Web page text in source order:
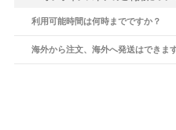
利用可能時間は何時までですか？
海外から注文、海外へ発送はできま